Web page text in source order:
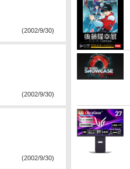
(2002/9/30)
(2002/9/30)
(2002/9/30)